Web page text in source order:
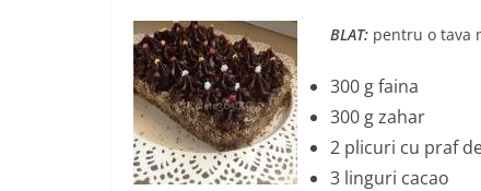
BLAT: pentru o tava
300 g faina
300 g zahar
2 plicuri cu praf
3 linguri cacao